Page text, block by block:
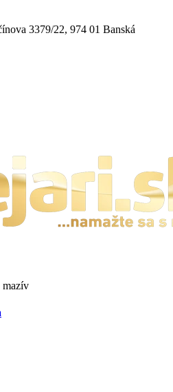
3379/22, 974 01 Banská
mazív